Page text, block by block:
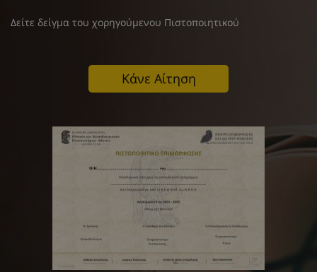
Δείτε δείγμα του χορηγούμενου Πιστοποιητικού
Κάνε Αίτηση